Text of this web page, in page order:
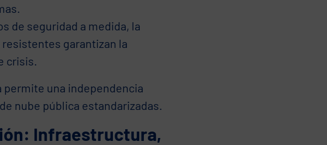
de seguridad a medida, la
garantizan la
crisis.
permite una independencia
nube pública estandarizadas.
Infraestructura,